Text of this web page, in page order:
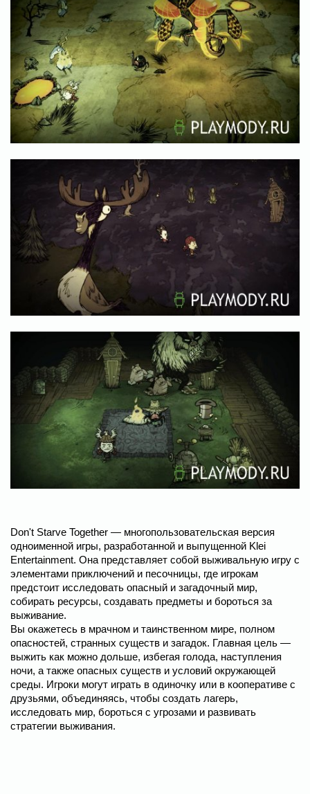
Don't Starve Together — многопользовательская версия
одноименной игры, разработанной и выпущенной Klei
Entertainment. Она представляет собой выживальную игру с
элементами приключений и песочницы, где игрокам
предстоит исследовать опасный и загадочный мир,
собирать ресурсы, создавать предметы и бороться за
выживание.
Вы окажетесь в мрачном и таинственном мире, полном
опасностей, странных существ и загадок. Главная цель —
выжить как можно дольше, избегая голода, наступления
ночи, а также опасных существ и условий окружающей
среды. Игроки могут играть в одиночку или в кооперативе с
друзьями, объединяясь, чтобы создать лагерь,
исследовать мир, бороться с угрозами и развивать
стратегии выживания.